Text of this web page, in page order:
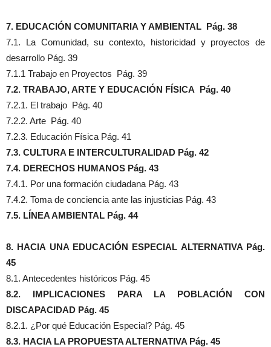
7. EDUCACIÓN COMUNITARIA Y AMBIENTAL Pág. 38
7.1. La Comunidad, su contexto, historicidad y proyectos de
desarrollo Pág. 39
7.1.1 Trabajo en Proyectos Pág. 39
7.2. TRABAJO, ARTE Y EDUCACIÓN FÍSICA Pág. 40
7.2.1. El trabajo Pág. 40
7.2.2. Arte Pág. 40
7.2.3. Educación Física Pág. 41
7.3. CULTURA E INTERCULTURALIDAD Pág. 42
7.4. DERECHOS HUMANOS Pág. 43
7.4.1. Por una formación ciudadana Pág. 43
7.4.2. Toma de conciencia ante las injusticias Pág. 43
7.5. LÍNEA AMBIENTAL Pág. 44
8. HACIA UNA EDUCACIÓN ESPECIAL ALTERNATIVA Pág.
45
8.1. Antecedentes históricos Pág. 45
8.2. IMPLICACIONES PARA LA POBLACIÓN CON
DISCAPACIDAD Pág. 45
8.2.1. ¿Por qué Educación Especial? Pág. 45
8.3. HACIA LA PROPUESTA ALTERNATIVA Pág. 45